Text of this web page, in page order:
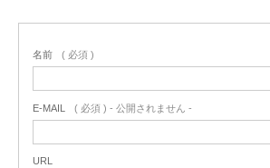
名前 ( 必須 )
E-MAIL ( 必須 ) - 公開されません -
URL